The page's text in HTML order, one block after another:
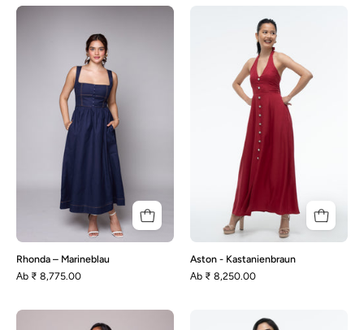
–
Marineblau
Rhonda – Marineblau
Аb ₹ 8,775.00
Aston
-
Kastanienbraun
Aston - Kastanienbraun
Аb ₹ 8,250.00
Olivia-
Tulpe